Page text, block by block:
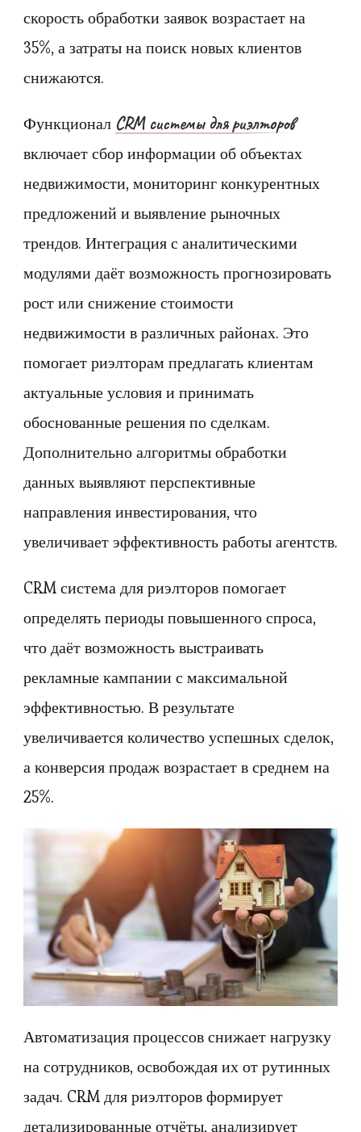
скорость обработки заявок возрастает на
35%, а затраты на поиск новых клиентов
снижаются.
Функционал CRM системы для риэлторов
включает сбор информации об объектах
недвижимости, мониторинг конкурентных
предложений и выявление рыночных
трендов. Интеграция с аналитическими
модулями даёт возможность прогнозировать
рост или снижение стоимости
недвижимости в различных районах. Это
помогает риэлторам предлагать клиентам
актуальные условия и принимать
обоснованные решения по сделкам.
Дополнительно алгоритмы обработки
данных выявляют перспективные
направления инвестирования, что
увеличивает эффективность работы агентств.
CRM система для риэлторов помогает
определять периоды повышенного спроса,
что даёт возможность выстраивать
рекламные кампании с максимальной
эффективностью. В результате
увеличивается количество успешных сделок,
а конверсия продаж возрастает в среднем на
25%.
Автоматизация процессов снижает нагрузку
на сотрудников, освобождая их от рутинных
задач. CRM для риэлторов формирует
детализированные отчёты, анализирует